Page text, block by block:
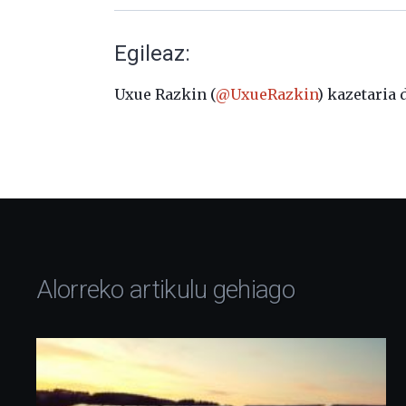
Egileaz:
Uxue Razkin (@UxueRazkin) kazetaria
Alorreko artikulu gehiago